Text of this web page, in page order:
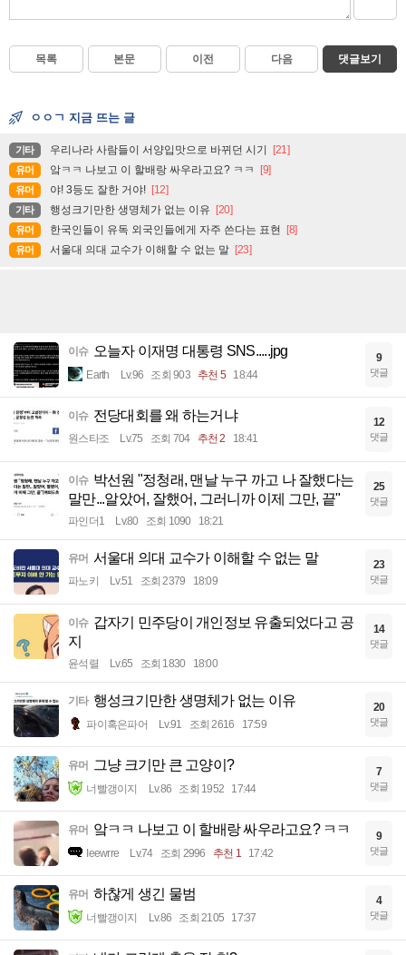
목록 본문 이전 다음 댓글보기
ㅇㅇㄱ 지금 뜨는 글
기타 우리나라 사람들이 서양입맛으로 바뀌던 시기 [21]
유머 앜ㅋㅋ 나보고 이 할배랑 싸우라고요? ㅋㅋ [9]
유머 야! 3등도 잘한 거야! [12]
기타 행성크기만한 생명체가 없는 이유 [20]
유머 한국인들이 유독 외국인들에게 자주 쓴다는 표현 [8]
유머 서울대 의대 교수가 이해할 수 없는 말 [23]
이슈 오늘자 이재명 대통령 SNS.....jpg
Earth Lv.96 조회 903 추천 5 18:44
9
댓글
이슈 전당대회를 왜 하는거냐
원스타조 Lv.75 조회 704 추천 2 18:41
12
댓글
이슈 박선원 "정청래, 맨날 누구 까고 나 잘했다는
말만...알았어, 잘했어, 그러니까 이제 그만, 끝"
파인더1 Lv.80 조회 1090 18:21
25
댓글
유머 서울대 의대 교수가 이해할 수 없는 말
파노키 Lv.51 조회 2379 18:09
23
댓글
이슈 갑자기 민주당이 개인정보 유출되었다고 공
지
윤석렬 Lv.65 조회 1830 18:00
14
댓글
기타 행성크기만한 생명체가 없는 이유
파이혹은파어 Lv.91 조회 2616 17:59
20
댓글
유머 그냥 크기만 큰 고양이?
너빨갱이지 Lv.86 조회 1952 17:44
7
댓글
유머 앜ㅋㅋ 나보고 이 할배랑 싸우라고요? ㅋㅋ
Ieewrre Lv.74 조회 2996 추천 1 17:42
9
댓글
유머 하찮게 생긴 물범
너빨갱이지 Lv.86 조회 2105 17:37
4
댓글